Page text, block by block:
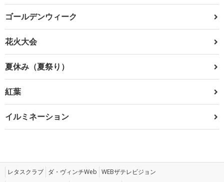
ゴールデンウィーク
花火大会
夏休み（夏祭り）
紅葉
イルミネーション
レタスクラブ ダ・ヴィンチWeb WEBザテレビジョン